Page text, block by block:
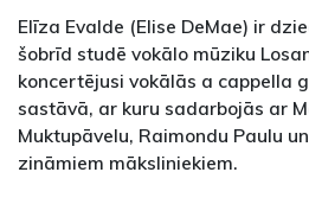
Elīza Evalde (Elise DeMae) ir
šobrīd studē vokālo mūziku
koncertējusi vokālās a cappella
sastāvā, ar kuru sadarbojās ar
Muktupāvelu, Raimondu Paulu
zināmiem māksliniekiem.